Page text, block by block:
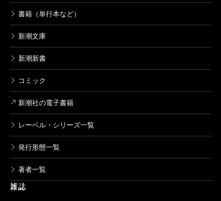
書籍（単行本など）
新潮文庫
新潮新書
コミック
新潮社の電子書籍
レーベル・シリーズ一覧
発行形態一覧
著者一覧
雑誌